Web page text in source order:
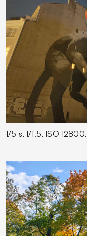
1/5 s, f/1.5, ISO